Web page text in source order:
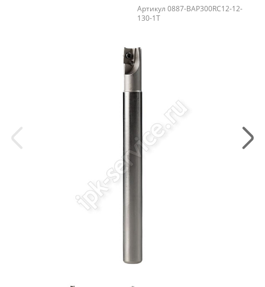
Артикул 0887-BAP300RC12-12-
130-1T